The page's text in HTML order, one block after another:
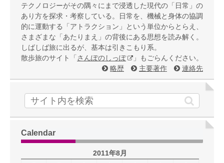
テクノロジーがその隅々にまで浸透した現代の「日常」の
あり方を探求・考察している。日常を、機械と身体の協調
的に運動する「アトラクション」という単位からとらえ、
さまざまな「あたりまえ」の背後にある思想を読み解く。
しばしば旅に出るが、基本は引きこもり系。
散歩旅のサイト「 さんぽのしっぽ
」もごらんください。
略歴
主要著作 連絡先
Calendar
2011年8月